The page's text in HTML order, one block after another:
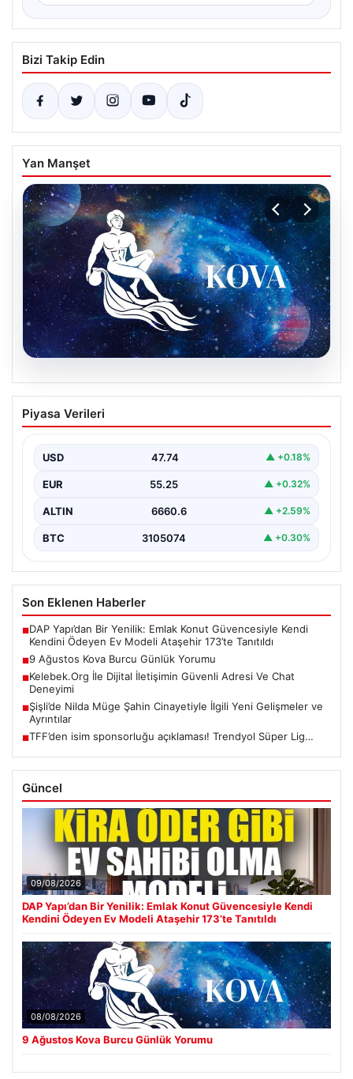
Bizi Takip Edin
Yan Manşet
9 Ağustos Kova Burcu Günlük Yorumu
Kova burcu için bugün hareketli ve sürprizlere açık bir
Piyasa Verileri
USD 47.74 ▲ +0.18%
EUR 55.25 ▲ +0.32%
ALTIN 6660.6 ▲ +2.59%
BTC 3105074 ▲ +0.30%
Son Eklenen Haberler
■DAP Yapı’dan Bir Yenilik: Emlak Konut Güvencesiyle Kendi
Kendini Ödeyen Ev Modeli Ataşehir 173’te Tanıtıldı
■9 Ağustos Kova Burcu Günlük Yorumu
■Kelebek.Org İle Dijital İletişimin Güvenli Adresi Ve Chat
Deneyimi
■Şişli’de Nilda Müge Şahin Cinayetiyle İlgili Yeni Gelişmeler ve
Ayrıntılar
■TFF’den isim sponsorluğu açıklaması! Trendyol Süper Lig…
Güncel
09/08/2026
DAP Yapı’dan Bir Yenilik: Emlak Konut Güvencesiyle Kendi
Kendini Ödeyen Ev Modeli Ataşehir 173’te Tanıtıldı
08/08/2026
9 Ağustos Kova Burcu Günlük Yorumu